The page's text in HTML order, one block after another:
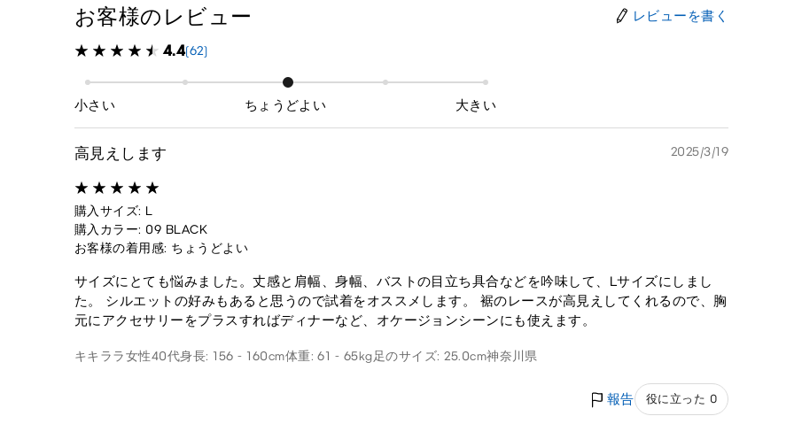
お客様のレビュー レビューを書く
4.4(62)
小さい ちょうどよい 大きい
高見えします 2025/3/19
購入サイズ: L
購入カラー: 09 BLACK
お客様の着用感: ちょうどよい
サイズにとても悩みました。丈感と肩幅、身幅、バストの目立ち具合などを吟味して、Lサイズにしまし
た。 シルエットの好みもあると思うので試着をオススメします。 裾のレースが高見えしてくれるので、胸
元にアクセサリーをプラスすればディナーなど、オケージョンシーンにも使えます。
キキララ女性40代身長: 156 - 160cm体重: 61 - 65kg足のサイズ: 25.0cm神奈川県
報告 役に立った 0